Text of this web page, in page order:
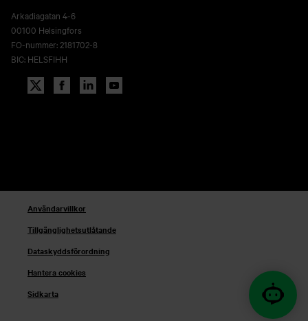
Arkadiagatan 4-6
00100 Helsingfors
FO-nummer: 2181702-8
BIC: HELSFIHH
Användarvillkor
Tillgänglighetsutlåtande
Dataskyddsförordning
Hantera cookies
Sidkarta